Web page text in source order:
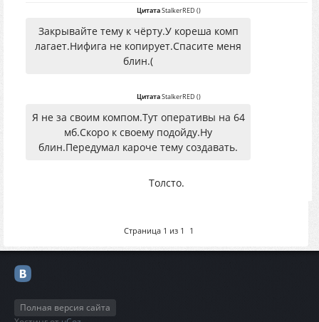
ЦитатаStalkerRED ()
Закрывайте тему к чёрту.У кореша комп
лагает.Нифига не копирует.Спасите меня
блин.(
ЦитатаStalkerRED ()
Я не за своим компом.Тут оперативы на 64
мб.Скоро к своему подойду.Ну
блин.Передумал кароче тему создавать.
Толсто.
Страница 1 из 1 1
Полная версия сайта